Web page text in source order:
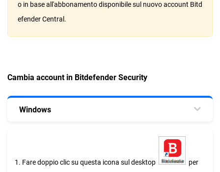
o in base all'abbonamento disponibile sul nuovo account Bitd
efender Central.
Cambia account in Bitdefender Security
Windows
1. Fare doppio clic su questa icona sul desktop
per